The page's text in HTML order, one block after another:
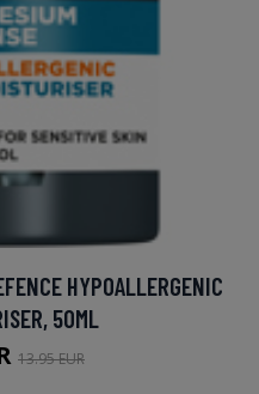
HYPOALLERGENIC
50ML
13.95 EUR